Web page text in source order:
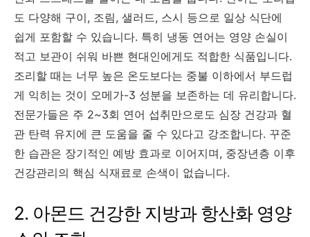
도 다양해 구이, 조림, 샐러드, 스시 등으로 일상 식단에
쉽게 포함할 수 있습니다. 특히 냉동 연어는 영양 손실이
적고 보관이 쉬워 바쁜 현대인에게도 적합한 식품입니다.
조리할 때는 너무 높은 온도보다는 중불 이하에서 부드럽
게 익히는 것이 오메가-3 성분을 보존하는 데 유리합니다.
전문가들은 주 2~3회 연어 섭취만으로도 심장 건강과 혈
관 탄력 유지에 큰 도움을 줄 수 있다고 강조합니다. 꾸준
한 습관은 장기적인 예방 효과로 이어지며, 중장년층 이후
건강관리의 핵심 식재료로 손색이 없습니다.
2. 아몬드 건강한 지방과 항산화 영양